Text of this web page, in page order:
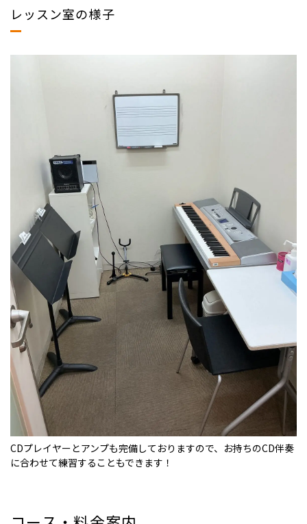
レッスン室の様子
CDプレイヤーとアンプも完備しておりますので、お持ちのCD伴奏
に合わせて練習することもできます！